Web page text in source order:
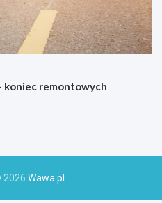
koniec remontowych
2026 Wawa.pl